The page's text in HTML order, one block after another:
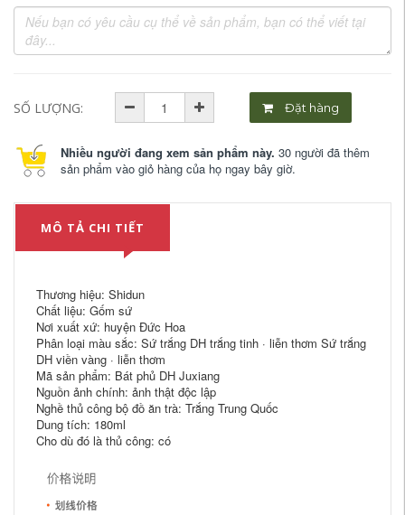
SỐ LƯỢNG: Đặt hàng
Nhiều người đang xem sản phẩm này. 30 người đã thêm
sản phẩm vào giỏ hàng của họ ngay bây giờ.
MÔ TẢ CHI TIẾT
Thương hiệu: Shidun
Chất liệu: Gốm sứ
Nơi xuất xứ: huyện Đức Hoa
Phân loại màu sắc: Sứ trắng DH trắng tinh · liễn thơm Sứ trắng
DH viền vàng · liễn thơm
Mã sản phẩm: Bát phủ DH Juxiang
Nguồn ảnh chính: ảnh thật độc lập
Nghề thủ công bộ đồ ăn trà: Trắng Trung Quốc
Dung tích: 180ml
Cho dù đó là thủ công: có